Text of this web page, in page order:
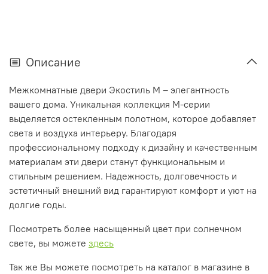
Описание
Межкомнатные двери Экостиль М – элегантность
вашего дома. Уникальная коллекция М-серии
выделяется остекленным полотном, которое добавляет
света и воздуха интерьеру. Благодаря
профессиональному подходу к дизайну и качественным
материалам эти двери станут функциональным и
стильным решением. Надежность, долговечность и
эстетичный внешний вид гарантируют комфорт и уют на
долгие годы.
Посмотреть более насыщенный цвет при солнечном
свете, вы можете здесь
Так же Вы можете посмотреть на каталог в магазине в